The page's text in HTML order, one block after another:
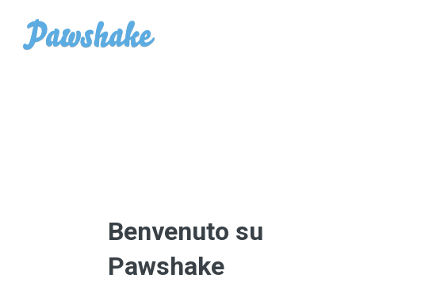
Benvenuto su
Pawshake